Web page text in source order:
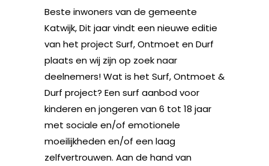
Beste inwoners van de gemeente
Katwijk, Dit jaar vindt een nieuwe editie
van het project Surf, Ontmoet en Durf
plaats en wij zijn op zoek naar
deelnemers! Wat is het Surf, Ontmoet &
Durf project? Een surf aanbod voor
kinderen en jongeren van 6 tot 18 jaar
met sociale en/of emotionele
moeilijkheden en/of een laag
zelfvertrouwen. Aan de hand van